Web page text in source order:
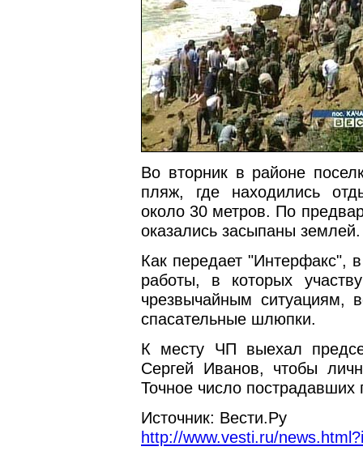
Во вторник в районе
пляж, где находились
около 30 метров. По
оказались засыпаны землей.
Как передает "Интерфакс",
работы, в которых
чрезвычайным ситуациям,
спасательные шлюпки.
К месту ЧП выехал
Сергей Иванов, чтобы
Точное число пострадавших
Источник: Вести.Ру
http://www.vesti.ru/